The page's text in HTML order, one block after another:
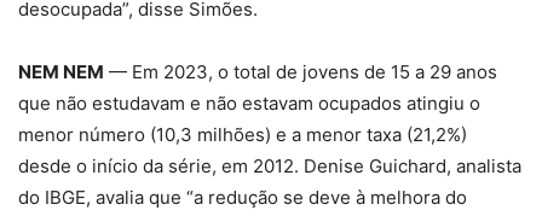
desocupada”, disse Simões.
NEM NEM — Em 2023, o total de jovens de 15 a 29 anos
que não estudavam e não estavam ocupados atingiu o
menor número (10,3 milhões) e a menor taxa (21,2%)
desde o início da série, em 2012. Denise Guichard, analista
do IBGE, avalia que “a redução se deve à melhora do